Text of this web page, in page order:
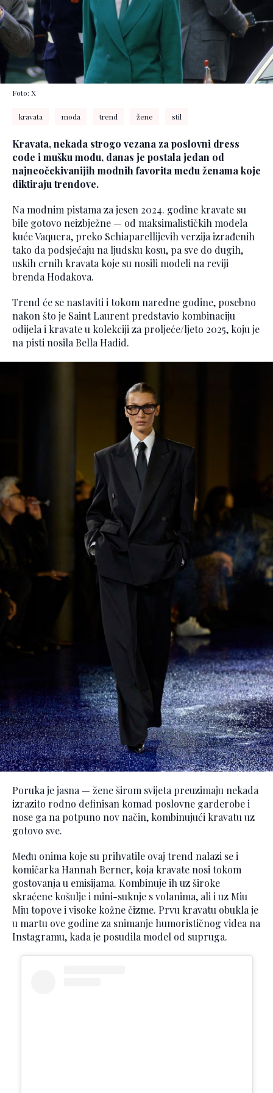
Foto: X
kravata moda trend žene stil
Kravata, nekada strogo vezana za poslovni dress
code i mušku modu, danas je postala jedan od
najneočekivanijih modnih favorita među ženama koje
diktiraju trendove.
Na modnim pistama za jesen 2024. godine kravate su
bile gotovo neizbježne — od maksimalističkih modela
kuće Vaquera, preko Schiaparellijevih verzija izrađenih
tako da podsjećaju na ljudsku kosu, pa sve do dugih,
uskih crnih kravata koje su nosili modeli na reviji
brenda Hodakova.
Trend će se nastaviti i tokom naredne godine, posebno
nakon što je Saint Laurent predstavio kombinaciju
odijela i kravate u kolekciji za proljeće/ljeto 2025, koju je
na pisti nosila Bella Hadid.
Poruka je jasna — žene širom svijeta preuzimaju nekada
izrazito rodno definisan komad poslovne garderobe i
nose ga na potpuno nov način, kombinujući kravatu uz
gotovo sve.
Među onima koje su prihvatile ovaj trend nalazi se i
komičarka Hannah Berner, koja kravate nosi tokom
gostovanja u emisijama. Kombinuje ih uz široke
skraćene košulje i mini-suknje s volanima, ali i uz Miu
Miu topove i visoke kožne čizme. Prvu kravatu obukla je
u martu ove godine za snimanje humorističnog videa na
Instagramu, kada je posudila model od supruga.